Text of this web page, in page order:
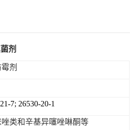
剂
剂
7; 26530-20-1
类和辛基异噻唑啉酮等